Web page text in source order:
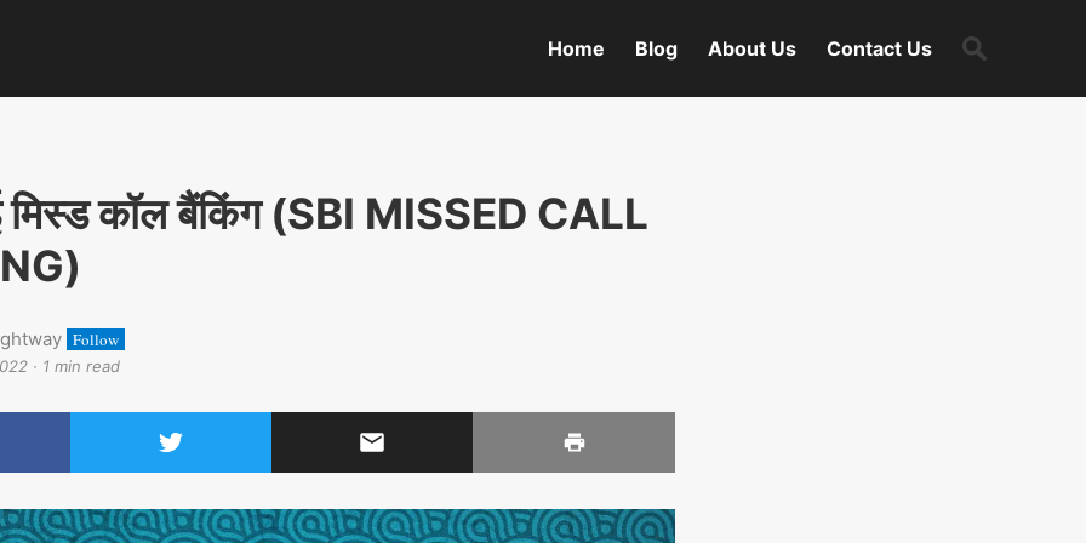
Home Blog About Us Contact Us
Search
for:
मिस्ड कॉल बैंकिंग (SBI MISSED CALL
Follow
· 1 min read